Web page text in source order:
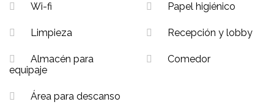
Wi-fi Papel higiénico
Limpieza Recepción y lobby
Almacén para
equipaje
Comedor
Área para descanso